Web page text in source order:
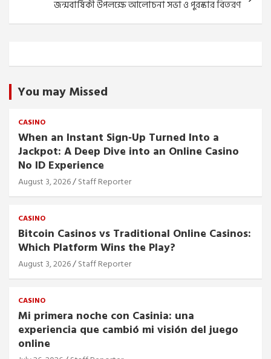
জন্মবার্ষিকী উপলক্ষে আলোচনা সভা ও পুরস্কার বিতরণ
You may Missed
CASINO
When an Instant Sign‑Up Turned Into a
Jackpot: A Deep Dive into an Online Casino
No ID Experience
August 3, 2026 Staff Reporter
CASINO
Bitcoin Casinos vs Traditional Online Casinos:
Which Platform Wins the Play?
August 3, 2026 Staff Reporter
CASINO
Mi primera noche con Casinia: una
experiencia que cambió mi visión del juego
online